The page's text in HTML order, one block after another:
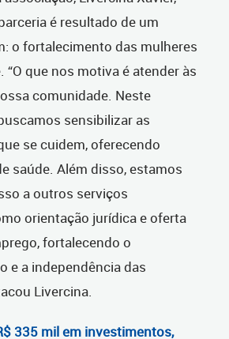
é resultado de um
o fortalecimento das mulheres
“O que nos motiva é atender às
comunidade. Neste
sensibilizar as
se cuidem, oferecendo
saúde. Além disso, estamos
a outros serviços
orientação jurídica e oferta
fortalecendo o
e a independência das
Livercina.
335 mil em investimentos,